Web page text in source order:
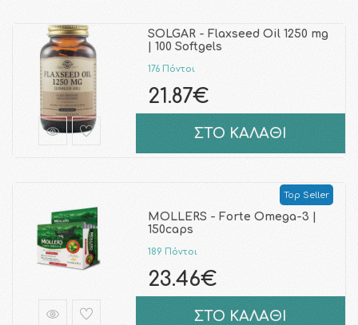
SOLGAR - Flaxseed Oil 1250 mg
| 100 Softgels
176 Πόντοι
21.87€
ΣΤΟ ΚΑΛΑΘΙ
Top Seller
MOLLERS - Forte Omega-3 |
150caps
189 Πόντοι
23.46€
ΣΤΟ ΚΑΛΑΘΙ